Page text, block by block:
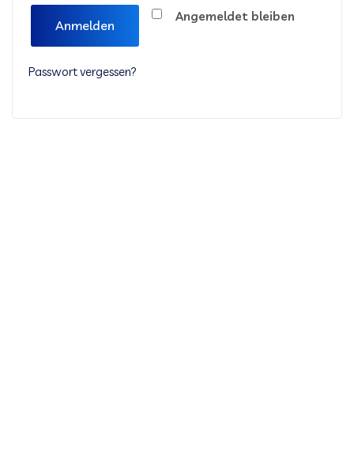
Angemeldet bleiben
Anmelden
Passwort vergessen?